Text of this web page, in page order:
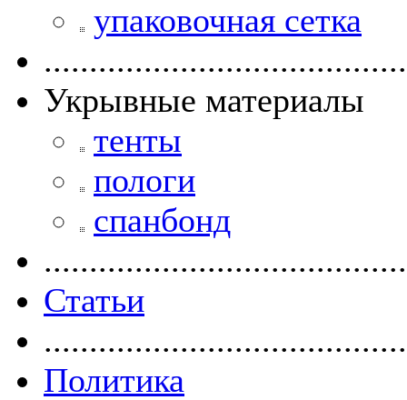
упаковочная сетка
Укрывные материалы
тенты
пологи
спанбонд
Статьи
Политика